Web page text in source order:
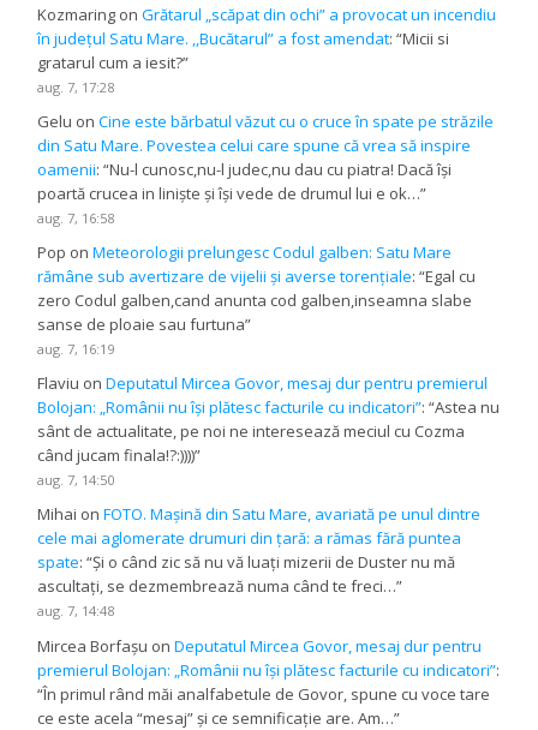
Kozmaring onGrătarul „scăpat din ochi” a provocat un incendiu
în județul Satu Mare. ,,Bucătarul” a fost amendat: “Micii si
gratarul cum a iesit?”
aug. 7, 17:28
Gelu onCine este bărbatul văzut cu o cruce în spate pe străzile
din Satu Mare. Povestea celui care spune că vrea să inspire
oamenii: “Nu-l cunosc,nu-l judec,nu dau cu piatra! Dacă își
poartă crucea in liniște și își vede de drumul lui e ok…”
aug. 7, 16:58
Pop onMeteorologii prelungesc Codul galben: Satu Mare
rămâne sub avertizare de vijelii și averse torențiale: “Egal cu
zero Codul galben,cand anunta cod galben,inseamna slabe
sanse de ploaie sau furtuna”
aug. 7, 16:19
Flaviu onDeputatul Mircea Govor, mesaj dur pentru premierul
Bolojan: „Românii nu își plătesc facturile cu indicatori”: “Astea nu
sânt de actualitate, pe noi ne interesează meciul cu Cozma
când jucam finala!?:))))”
aug. 7, 14:50
Mihai onFOTO. Mașină din Satu Mare, avariată pe unul dintre
cele mai aglomerate drumuri din țară: a rămas fără puntea
spate: “Și o când zic să nu vă luați mizerii de Duster nu mă
ascultați, se dezmembrează numa când te freci…”
aug. 7, 14:48
Mircea Borfașu onDeputatul Mircea Govor, mesaj dur pentru
premierul Bolojan: „Românii nu își plătesc facturile cu indicatori”:
“În primul rând măi analfabetule de Govor, spune cu voce tare
ce este acela “mesaj” și ce semnificație are. Am…”